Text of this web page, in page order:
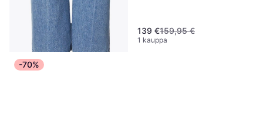
139 €159,95 €
1 kauppa
-70%